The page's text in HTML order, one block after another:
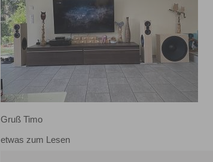
Gruß Timo
etwas zum Lesen